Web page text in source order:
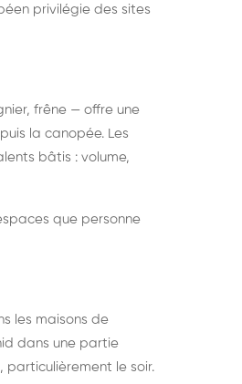
privilégie des sites
frêne — offre une
la canopée. Les
bâtis : volume,
que personne
les maisons de
dans une partie
le soir.